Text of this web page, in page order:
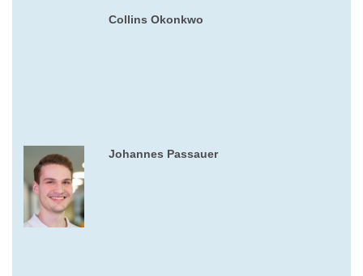
Collins Okonkwo
Johannes Passauer